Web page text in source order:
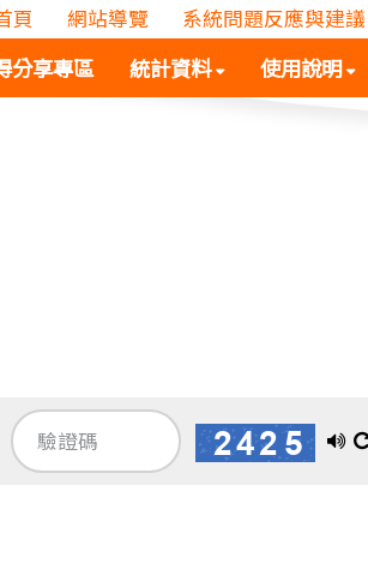
頁 網站導覽 系統問題反應與建議
分享專區 統計資料(
按
使用說明(按
空
播